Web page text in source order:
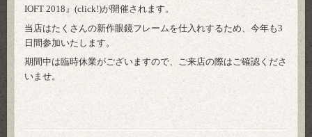
IOFT 2018』 (click!)が開催されます。
当店はたくさんの新作眼鏡フレームを仕入れするため、今年も3
日間参加いたします。
期間中は臨時休業がございますので、ご来店の際はご確認くださ
いませ。